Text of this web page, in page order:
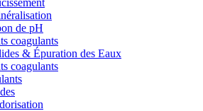
de pH
coagulants
& Épuration des Eaux
coagulants